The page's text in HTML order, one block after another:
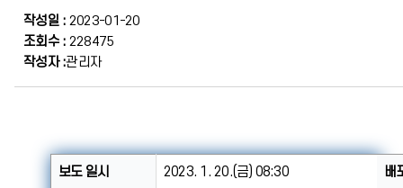
작성일 : 2023-01-20
조회수 : 228475
작성자 :관리자
보도 일시 2023. 1. 20.(금) 08:30 배